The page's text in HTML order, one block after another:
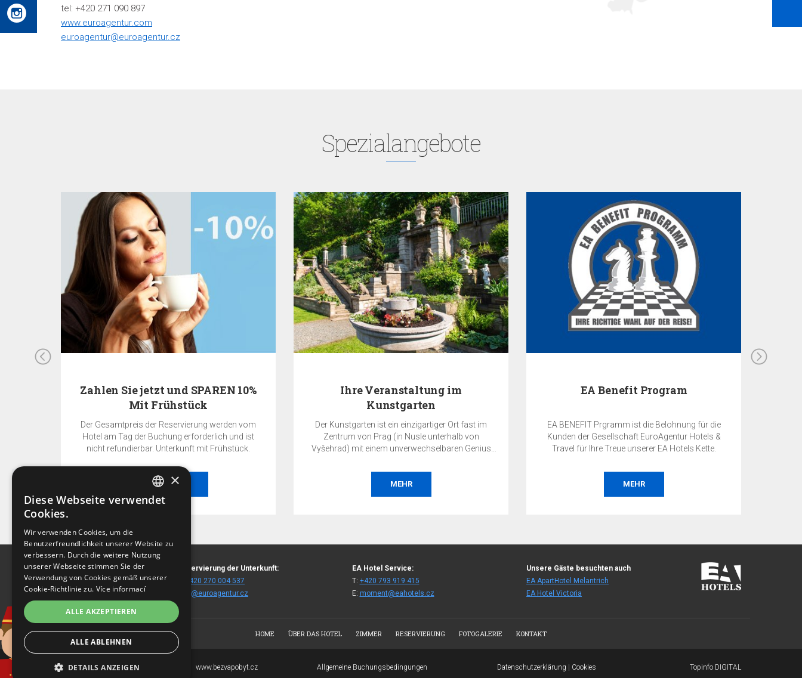
Der beste Preis nur wenn Sie auf diesen Web-
Seiten reservieren!
PREIS UND VERFÜGBARKEIT
tel: +420 271 090 897
www.euroagentur.com
euroagentur@euroagentur.cz
Spezialangebote
Zahlen Sie jetzt und SPAREN 10%
Mit Frühstück
Der Gesamtpreis der Reservierung werden vom
Hotel am Tag der Buchung erforderlich und ist
nicht refundierbar. Unterkunft mit Frühstück.
BESTELLEN
Ihre Veranstaltung im
Kunstgarten
Der Kunstgarten ist ein einzigartiger Ort fast im
Zentrum von Prag (in Nusle unterhalb von
Vyšehrad) mit einem unverwechselbaren Genius
Metropole. Genau hier können Sie Ihre private oder
geschäftliche Veranstaltung ausrichten – sei es
eine Hochzeit, eine Gartenparty, eine Konferenz,
MEHR
EA Benefit Program
EA BENEFIT Prgramm ist die Belohnung für die
Kunden der Gesellschaft EuroAgentur Hotels &
Travel für Ihre Treue unserer EA Hotels Kette.
MEHR
Žitná 1691/44
120 00 Praha 2 - Nové Město
( landkarte
Reservierung der Unterkunft:
+420 270 004 537
fit@euroagentur.cz
EA Hotel Service:
T: +420 793 919 415
E: moment@eahotels.cz
Unsere Gäste besuchten auch
EA ApartHotel Melantrich
EA Hotel Victoria
HOME ÜBER DAS HOTEL ZIMMER RESERVIERUNG FOTOGALERIE KONTAKT
Copyright © 2007-2026
www.bezvapobyt.cz Allgemeine Buchungsbedingungen Datenschutzerklärung Cookies Topinfo DIGITAL
CZECH
GERMAN
×
Diese Webseite verwendet
Cookies.
Wir verwenden Cookies, um die
Benutzerfreundlichkeit unserer Website zu
verbessern. Durch die weitere Nutzung
unserer Webseite stimmen Sie der
Verwendung von Cookies gemäß unserer
Cookie-Richtlinie zu. Více informací
ALLE AKZEPTIEREN
ALLE ABLEHNEN
DETAILS ANZEIGEN